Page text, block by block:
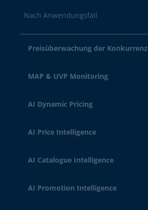
Nach Anwendungsfall
Preisüberwachung der Konkurrenz
MAP & UVP Monitoring
AI Dynamic Pricing
AI Price Intelligence
AI Catalogue Intelligence
AI Promotion Intelligence